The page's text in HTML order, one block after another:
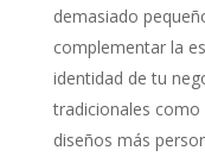
demasiado
complementar la
identidad de tu
tradicionales
diseños más